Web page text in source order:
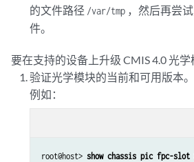
的文件路径 /var/tmp ，然后再尝
件。
要在支持的设备上升级 CMIS 4.0 光学
验证光学模块的当前和可用版本。
例如：
root@host> show chassis pic fpc-